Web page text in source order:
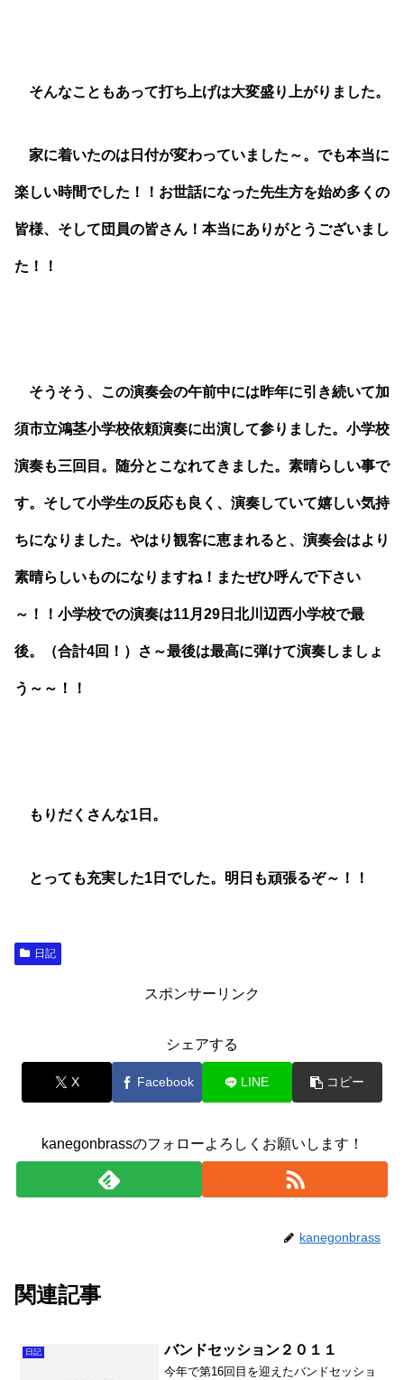
そんなこともあって打ち上げは大変盛り上がりました。
家に着いたのは日付が変わっていました～。でも本当に
楽しい時間でした！！お世話になった先生方を始め多くの
皆様、そして団員の皆さん！本当にありがとうございまし
た！！
そうそう、この演奏会の午前中には昨年に引き続いて加
須市立鴻茎小学校依頼演奏に出演して参りました。小学校
演奏も三回目。随分とこなれてきました。素晴らしい事で
す。そして小学生の反応も良く、演奏していて嬉しい気持
ちになりました。やはり観客に恵まれると、演奏会はより
素晴らしいものになりますね！またぜひ呼んで下さい
～！！小学校での演奏は11月29日北川辺西小学校で最
後。（合計4回！）さ～最後は最高に弾けて演奏しましょ
う～～！！
もりだくさんな1日。
とっても充実した1日でした。明日も頑張るぞ～！！
日記
スポンサーリンク
シェアする
X Facebook LINE コピー
kanegonbrassのフォローよろしくお願いします！
kanegonbrass
関連記事
日記 バンドセッション２０１１
今年で第16回目を迎えたバンドセッショ